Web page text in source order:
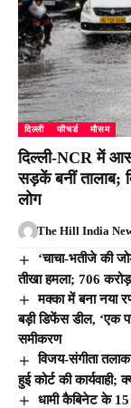
दिल्ली फीचर्ड मौसम
दिल्ली-NCR में
सड़कें बनीं तालाब;
लोग
The Hill India
‘चाचा-भतीजे की
तीखा हमला; 706
मक्का में बना नया
बड़ी डिफेंस डील, ‘एक
समीकरण
विजय-संगीता
हुई कोर्ट की
धामी कैबिनेट के 15